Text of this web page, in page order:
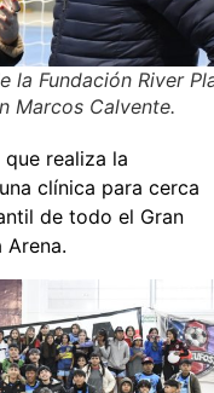
la Fundación River
Marcos Calvente.
realiza la
clínica para cerca
de todo el Gran
Arena.